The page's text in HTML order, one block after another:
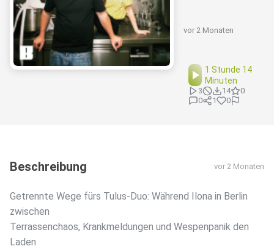
vor 2 Monaten
1 Stunde 14
Minuten
3 14
0
0
1 0
Beschreibung vor 2 Monaten
Getrennte Wege fürs Tulus-Duo: Während Ilona in Berlin
zwischen
Terrassenchaos, Krankmeldungen und Wespenpanik den
Laden